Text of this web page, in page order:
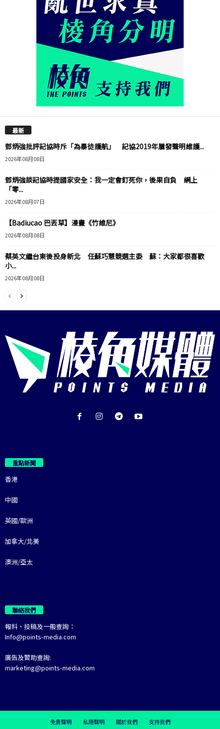
最新
鄧炳強批評記協時斥「為暴徒護航」 記協2019年屢發聲明維護...
2026年08月08日
鄧炳強談記協時提國家安全：我一定會釘死你，後果自負 網上
「零...
2026年08月07日
【Badiucao 巴丟草】漫畫《竹維尼》
2026年08月08日
蔡英文繼台東後投身新北 任蘇巧慧競選主委 蘇：大家都很喜歡
小...
2026年08月08日
重點新聞
香港
中國
英國/歐洲
加拿大/北美
澳洲/亞太
聯絡我們
報料、投稿及一般查詢：
Info@points-media.com
廣告及贊助查詢:
marketing@points-media.com
免責聲明 私隱聲明 關於我們 支持我們